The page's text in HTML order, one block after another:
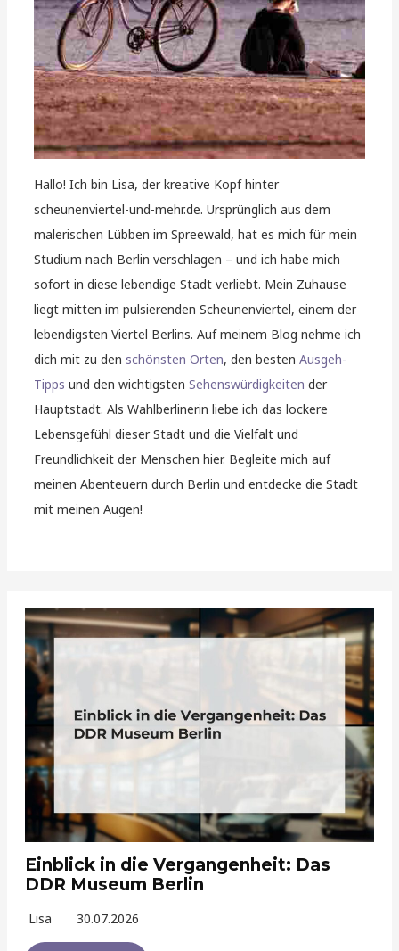
Hallo! Ich bin Lisa, der kreative Kopf hinter
scheunenviertel-und-mehr.de. Ursprünglich aus dem
malerischen Lübben im Spreewald, hat es mich für mein
Studium nach Berlin verschlagen – und ich habe mich
sofort in diese lebendige Stadt verliebt. Mein Zuhause
liegt mitten im pulsierenden Scheunenviertel, einem der
lebendigsten Viertel Berlins. Auf meinem Blog nehme ich
dich mit zu denschönsten Orten, den bestenAusgeh-
Tipps und den wichtigstenSehenswürdigkeiten der
Hauptstadt. Als Wahlberlinerin liebe ich das lockere
Lebensgefühl dieser Stadt und die Vielfalt und
Freundlichkeit der Menschen hier. Begleite mich auf
meinen Abenteuern durch Berlin und entdecke die Stadt
mit meinen Augen!
Einblick in die Vergangenheit: Das
DDR Museum Berlin
Lisa 30.07.2026